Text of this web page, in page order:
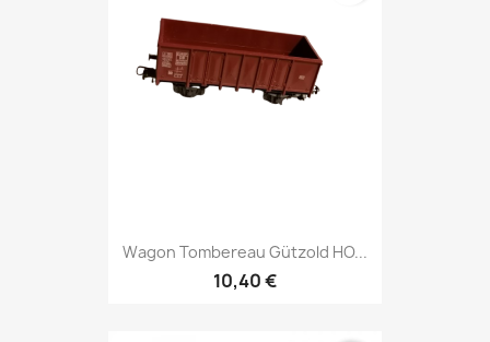
Wagon Tombereau Gützold HO...
10,40 €